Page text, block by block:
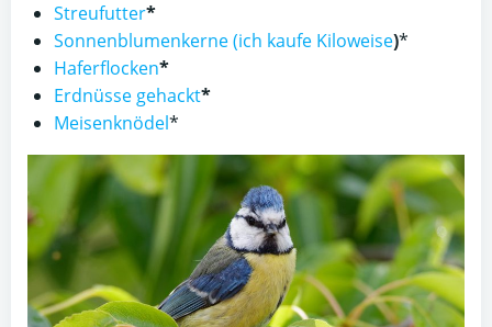
Streufutter*
Sonnenblumenkerne (ich kaufe Kiloweise)*
Haferflocken*
Erdnüsse gehackt*
Meisenknödel*